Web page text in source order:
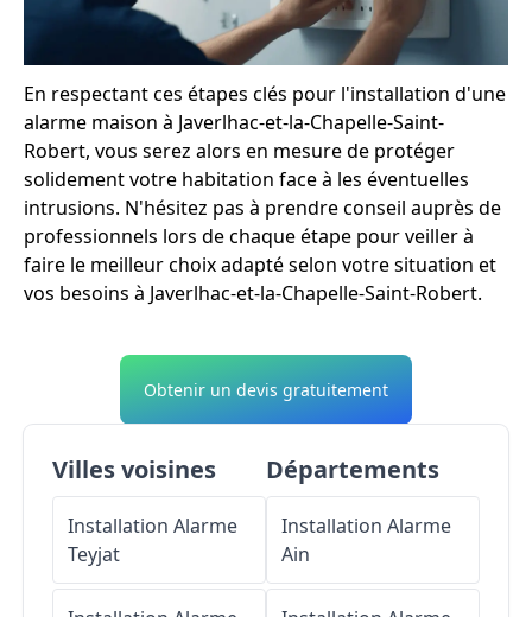
En respectant ces étapes clés pour l'installation d'une
alarme maison à Javerlhac-et-la-Chapelle-Saint-
Robert, vous serez alors en mesure de protéger
solidement votre habitation face à les éventuelles
intrusions. N'hésitez pas à prendre conseil auprès de
professionnels lors de chaque étape pour veiller à
faire le meilleur choix adapté selon votre situation et
vos besoins à Javerlhac-et-la-Chapelle-Saint-Robert.
Obtenir un devis gratuitement
Villes voisines
Installation Alarme
Teyjat
Départements
Installation Alarme
Ain